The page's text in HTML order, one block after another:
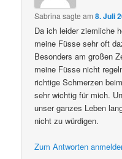
Sabrina sagte am8. Juli
Da ich leider ziemliche
meine Füsse sehr oft
Besonders am großen
meine Füsse nicht
richtige Schmerzen
sehr wichtig für mich.
unser ganzes Leben
nicht zu würdigen.
Zum Antworten